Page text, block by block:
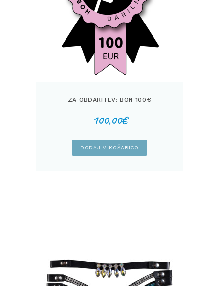
ZA OBDARITEV: BON 100€
100,00€
DODAJ V KOŠARICO